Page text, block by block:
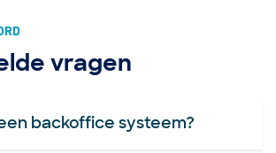
vragen
backoffice systeem?